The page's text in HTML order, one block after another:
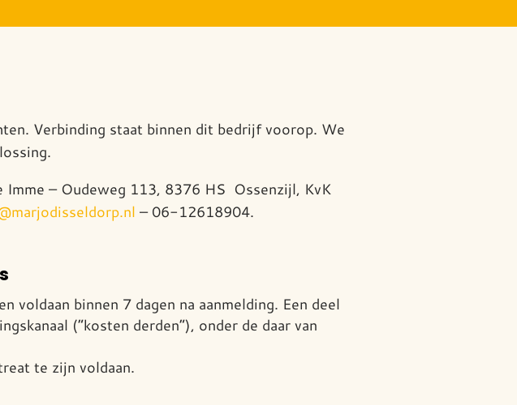
Verbinding staat binnen dit bedrijf voorop. We
Imme – Oudeweg 113, 8376 HS Ossenzijl, KvK
– 06-12618904.
voldaan binnen 7 dagen na aanmelding. Een deel
(“kosten derden”), onder de daar van
te zijn voldaan.